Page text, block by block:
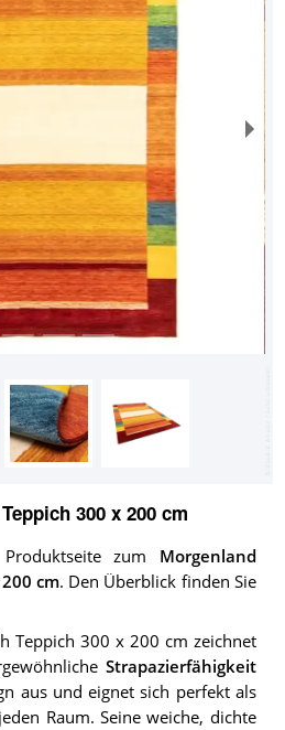
300 x 200 cm
zum Morgenland
cm. Den Überblick finden Sie
Teppich 300 x 200 cm zeichnet
Strapazierfähigkeit
aus und eignet sich perfekt als
Raum. Seine weiche, dichte